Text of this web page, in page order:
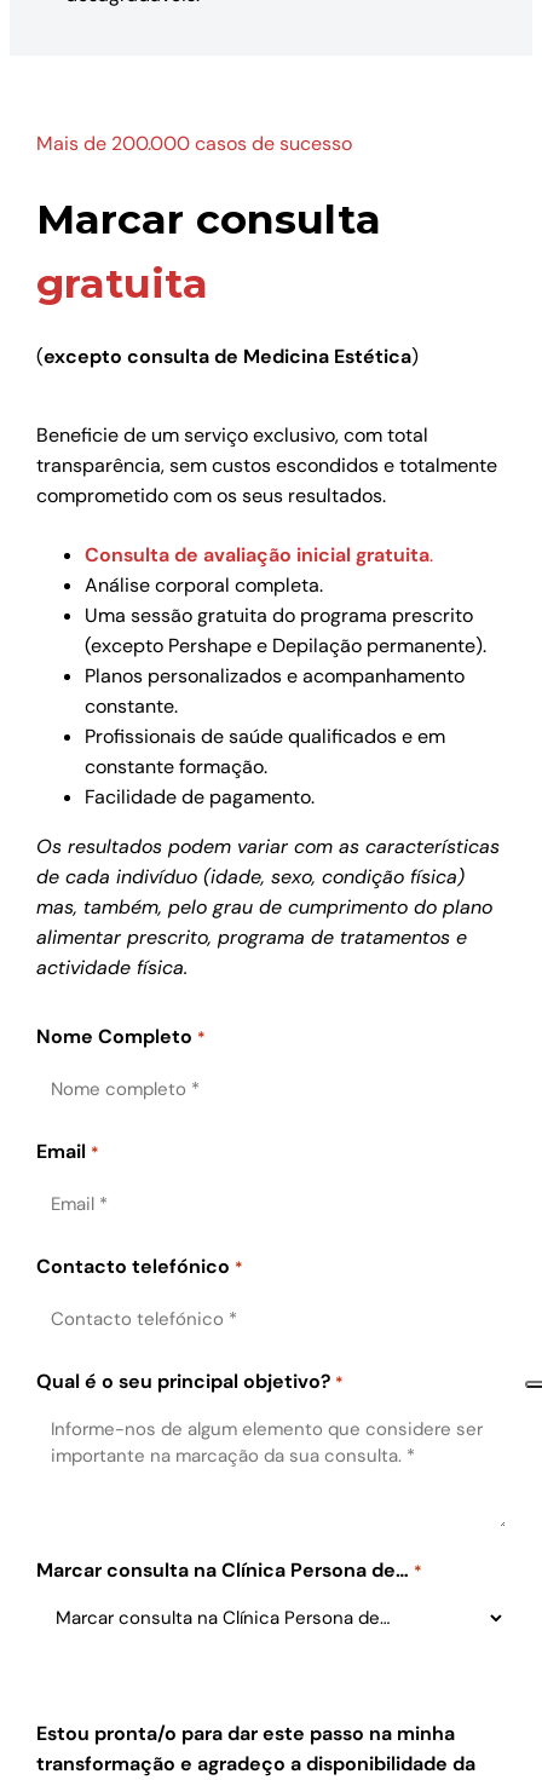
Mais de 200.000 casos de sucesso
Marcar consulta
gratuita
(excepto consulta de Medicina Estética)
Beneficie de um serviço exclusivo, com total
transparência, sem custos escondidos e totalmente
comprometido com os seus resultados.
Consulta de avaliação inicial gratuita.
Análise corporal completa.
Uma sessão gratuita do programa prescrito
(excepto Pershape e Depilação permanente).
Planos personalizados e acompanhamento
constante.
Profissionais de saúde qualificados e em
constante formação.
Facilidade de pagamento.
Os resultados podem variar com as características
de cada indivíduo (idade, sexo, condição física)
mas, também, pelo grau de cumprimento do plano
alimentar prescrito, programa de tratamentos e
actividade física.
Nome Completo *
Email *
Contacto telefónico *
Qual é o seu principal objetivo? *
Marcar consulta na Clínica Persona de… *
Estou pronta/o para dar este passo na minha
transformação e agradeço a disponibilidade da